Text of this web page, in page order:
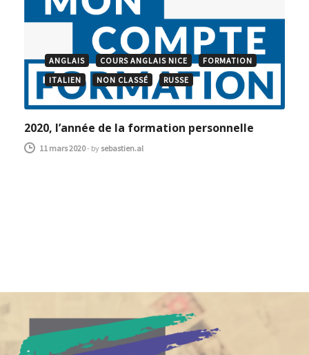
ANGLAIS COURS ANGLAIS NICE
FORMATION
ITALIEN
NON CLASSÉ RUSSE
2020, l’année de la formation personnelle
11 mars 2020- by sebastien.al